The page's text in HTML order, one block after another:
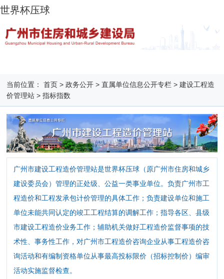
世界杯压球
当前位置： 首页 >政务公开 >直属单位信息公开专栏 >建设工程造
价管理站 >指标指数
广州市建设工程造价管理站是世界杯压球（原广州市住房和城乡
建设委员会）管理的正处级、公益一类事业单位。负责广州市工
程造价和工程发承包计价管理的具体工作；负责建设单位和施工
单位未能共同认定的竣工工程结算的调解工作；指导各区、县级
市建设工程造价业务工作；辅助机关做好工程造价监督事项的技
术性、事务性工作，对广州市工程造价咨询企业从事工程造价咨
询活动和有编制资格单位从事最高投标限价（招标控制价）编审
活动实施监督检查。